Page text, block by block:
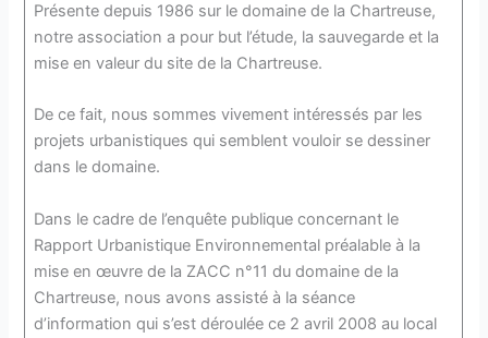
Présente depuis 1986 sur le domaine de la Chartreuse,
notre association a pour but l’étude, la sauvegarde et la
mise en valeur du site de la Chartreuse.
De ce fait, nous sommes vivement intéressés par les
projets urbanistiques qui semblent vouloir se dessiner
dans le domaine.
Dans le cadre de l’enquête publique concernant le
Rapport Urbanistique Environnemental préalable à la
mise en œuvre de la ZACC n°11 du domaine de la
Chartreuse, nous avons assisté à la séance
d’information qui s’est déroulée ce 2 avril 2008 au local